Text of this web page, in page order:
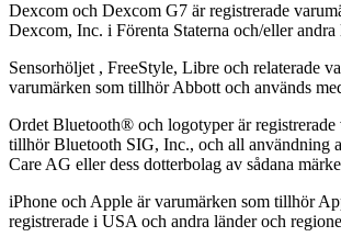
Dexcom och Dexcom G7 är registrerade
Dexcom, Inc. i Förenta Staterna och/eller andra
Sensorhöljet , FreeStyle, Libre och relaterade
varumärken som tillhör Abbott och används
Ordet Bluetooth® och logotyper är registrerade
tillhör Bluetooth SIG, Inc., och all användning
Care AG eller dess dotterbolag av sådana
iPhone och Apple är varumärken som tillhör
registrerade i USA och andra länder och